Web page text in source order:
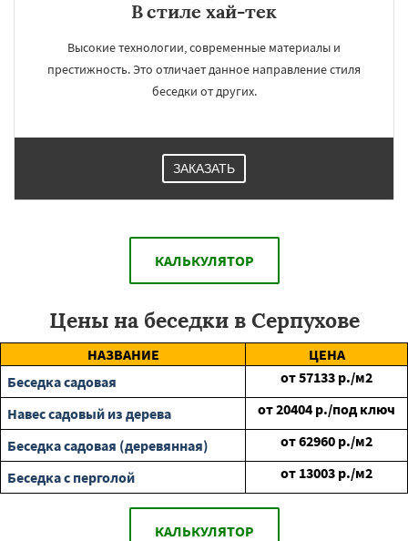
В стиле хай-тек
Высокие технологии, современные материалы и
престижность. Это отличает данное направление стиля
беседки от других.
ЗАКАЗАТЬ
КАЛЬКУЛЯТОР
Цены на беседки в Серпухове
НАЗВАНИЕ
ЦЕНА
Беседка садовая
от57133 р./м2
Навес садовый из дерева
от20404 р./под ключ
Беседка садовая (деревянная)
от62960 р./м2
Беседка с перголой
от 13003 р./м2
КАЛЬКУЛЯТОР